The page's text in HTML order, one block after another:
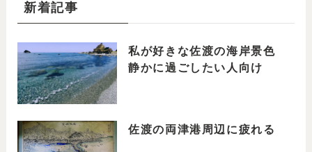
新着記事
私が好きな佐渡の海岸景色
静かに過ごしたい人向け
佐渡の両津港周辺に疲れる